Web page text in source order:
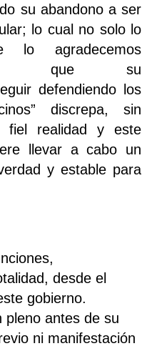
su abandono a ser
lo cual no solo lo
lo agradecemos
ya que su
defendiendo los
discrepa, sin
fiel realidad y este
llevar a cabo un
y estable para
desde el
gobierno.
pleno antes de su
ni manifestación